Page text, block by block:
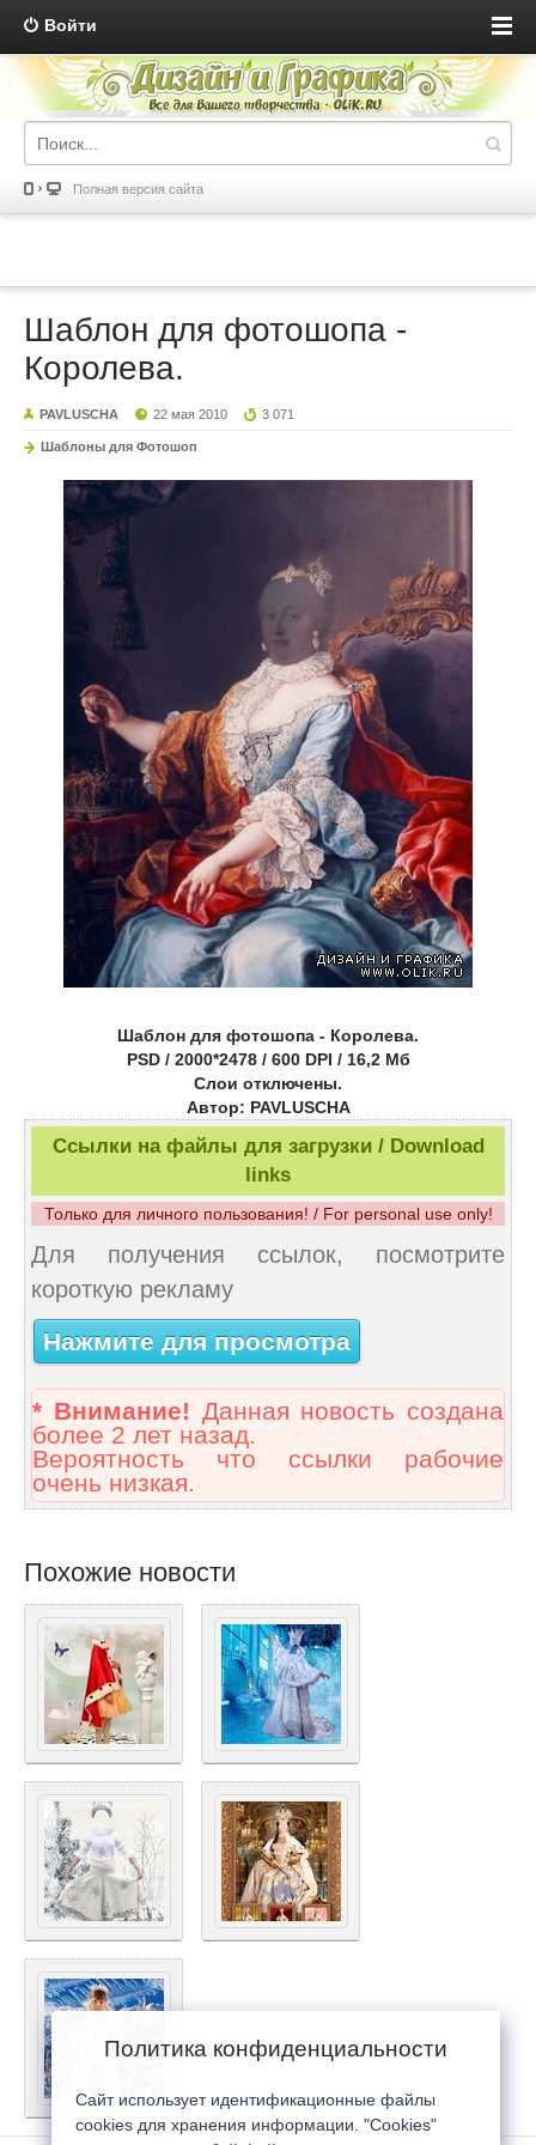
Войти
Полная версия сайта
Шаблон для фотошопа -
Королева.
PAVLUSCHA 22 мая 2010 3 071
Шаблоны для Фотошоп
Шаблон для фотошопа - Королева.
PSD / 2000*2478 / 600 DPI / 16,2 Мб
Слои отключены.
Автор: PAVLUSCHA
Ссылки на файлы для загрузки / Download
links
Только для личного пользования! / For personal use only!
Для получения ссылок, посмотрите
короткую рекламу
Нажмите для просмотра
* Внимание! Данная новость создана
более 2 лет назад.
Вероятность что ссылки рабочие
очень низкая.
Похожие новости
Политика конфиденциальности
Сайт использует идентификационные файлы
cookies для хранения информации. "Cookies"